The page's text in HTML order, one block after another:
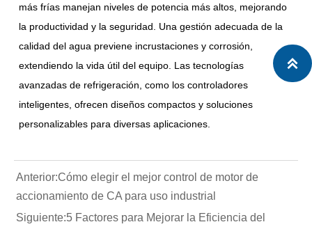
más frías manejan niveles de potencia más altos, mejorando
la productividad y la seguridad. Una gestión adecuada de la
calidad del agua previene incrustaciones y corrosión,
extendiendo la vida útil del equipo. Las tecnologías
avanzadas de refrigeración, como los controladores
inteligentes, ofrecen diseños compactos y soluciones
personalizables para diversas aplicaciones.
Anterior:Cómo elegir el mejor control de motor de
accionamiento de CA para uso industrial
Siguiente:5 Factores para Mejorar la Eficiencia del
